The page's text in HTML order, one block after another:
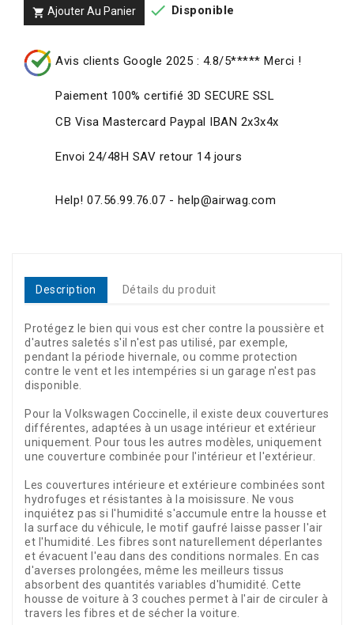
 Ajouter Au Panier  Disponible
Avis clients Google 2025 : 4.8/5***** Merci !
Paiement 100% certifié 3D SECURE SSL
CB Visa Mastercard Paypal IBAN 2x3x4x
Envoi 24/48H SAV retour 14 jours
Help! 07.56.99.76.07 - help@airwag.com
Description Détails du produit
Protégez le bien qui vous est cher contre la poussière et
d'autres saletés s'il n'est pas utilisé, par exemple,
pendant la période hivernale, ou comme protection
contre le vent et les intempéries si un garage n'est pas
disponible.
Pour la Volkswagen Coccinelle, il existe deux couvertures
différentes, adaptées à un usage intérieur et extérieur
uniquement. Pour tous les autres modèles, uniquement
une couverture combinée pour l'intérieur et l'extérieur.
Les couvertures intérieure et extérieure combinées sont
hydrofuges et résistantes à la moisissure. Ne vous
inquiétez pas si l'humidité s'accumule entre la housse et
la surface du véhicule, le motif gaufré laisse passer l'air
et l'humidité. Les fibres sont naturellement déperlantes
et évacuent l'eau dans des conditions normales. En cas
d'averses prolongées, même les meilleurs tissus
absorbent des quantités variables d'humidité. Cette
housse de voiture à 3 couches permet à l'air de circuler à
travers les fibres et de sécher la voiture.